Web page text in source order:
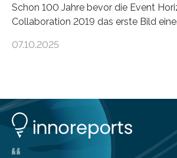
Schon 100 Jahre bevor die Event
Collaboration 2019 das erste Bild
hatte der Astronom Heber Curtis
werden auch von anderen
ausgeschickt. Theoretische
Universität haben jetzt einen
entwickelt, mit dem sie mathematisch
07.10.2025